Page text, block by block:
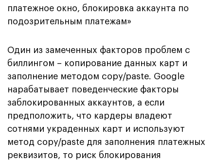
платежное окно, блокировка аккаунта по
подозрительным платежам»
Один из замеченных факторов проблем с
биллингом – копирование данных карт и
заполнение методом copy/paste. Google
нарабатывает поведенческие факторы
заблокированных аккаунтов, а если
предположить, что кардеры владеют
сотнями украденных карт и используют
метод copy/paste для заполнения платежных
реквизитов, то риск блокирования